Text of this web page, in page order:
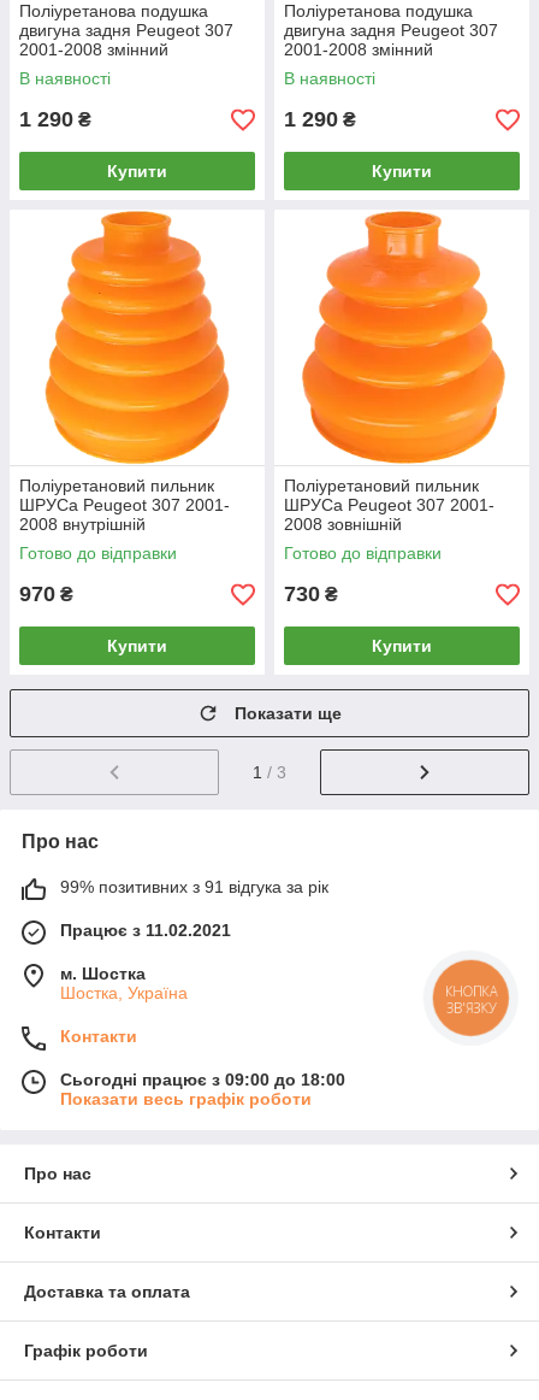
Поліуретанова подушка
двигуна задня Peugeot 307
2001-2008 змінний
сайлентблок d-70mm, PP-
0897
В наявності
1 290 ₴
Купити
Поліуретанова подушка
двигуна задня Peugeot 307
2001-2008 змінний
сайлентблок d-70мм, PP-
0897
В наявності
1 290 ₴
Купити
Поліуретановий пильник
ШРУСа Peugeot 307 2001-
2008 внутрішній
Готово до відправки
970 ₴
Купити
Поліуретановий пильник
ШРУСа Peugeot 307 2001-
2008 зовнішній
Готово до відправки
730 ₴
Купити
Показати ще
1 / 3
Про нас
99% позитивних з 91 відгука за рік
Працює з 11.02.2021
м. Шостка
Шостка, Україна
Контакти
Сьогодні працює з 09:00 до 18:00
Показати весь графік роботи
Про нас
Контакти
Доставка та оплата
Графік роботи
КНОПКА
ЗВ'ЯЗКУ